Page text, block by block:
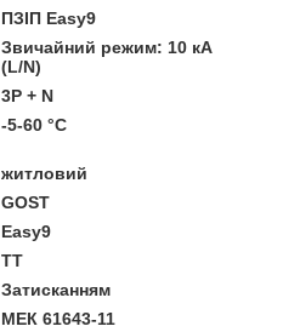
ПЗІП Easy9
Звичайний режим: 10 кА
(L/N)
3P + N
-5-60 °C
житловий
GOST
Easy9
TT
Затисканням
МЕК 61643-11